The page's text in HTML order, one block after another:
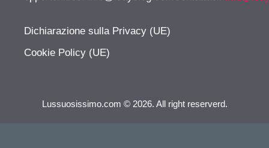
Dichiarazione sulla Privacy (UE)
Cookie Policy (UE)
Lussuosissimo.com © 2026. All right reserverd.